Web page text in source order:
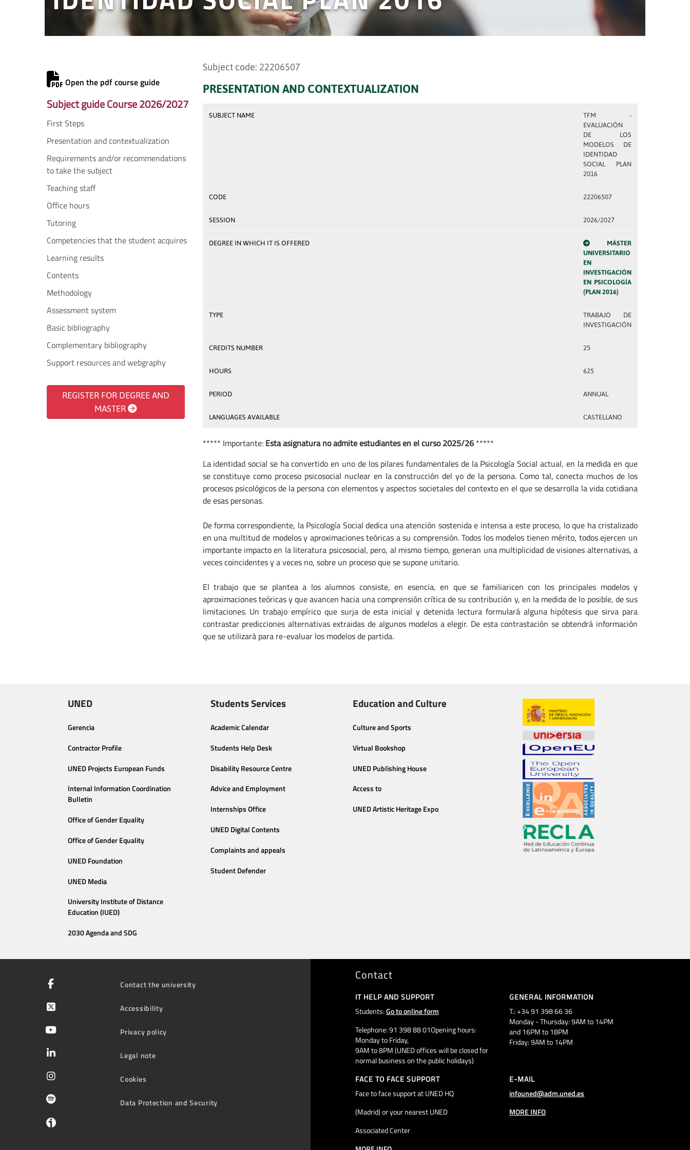
Open the pdf course guide
Subject guide Course 2026/2027
First Steps
Presentation and contextualization
Requirements and/or recommendations
to take the subject
Teaching staff
Office hours
Tutoring
Competencies that the student acquires
Learning results
Contents
Methodology
Assessment system
Basic bibliography
Complementary bibliography
Support resources and webgraphy
REGISTER FOR DEGREE AND
MASTER
Subject code: 22206507
PRESENTATION AND CONTEXTUALIZATION
SUBJECT NAME
TFM -
EVALUACIÓN
DE LOS
MODELOS DE
IDENTIDAD
SOCIAL PLAN
2016
CODE 22206507
SESSION 2026/2027
DEGREE IN WHICH IT IS OFFERED
MÁSTER
UNIVERSITARIO
EN
INVESTIGACIÓN
EN PSICOLOGÍA
(PLAN 2016)
TYPE
TRABAJO DE
INVESTIGACIÓN
CREDITS NUMBER 25
HOURS 625
PERIOD ANNUAL
LANGUAGES AVAILABLE CASTELLANO
***** Importante: Esta asignatura no admite estudiantes en el curso 2025/26 *****
La identidad social se ha convertido en uno de los pilares fundamentales de la Psicología Social actual, en la medida en que
se constituye como proceso psicosocial nuclear en la construcción del yo de la persona. Como tal, conecta muchos de los
procesos psicológicos de la persona con elementos y aspectos societales del contexto en el que se desarrolla la vida cotidiana
de esas personas.
De forma correspondiente, la Psicología Social dedica una atención sostenida e intensa a este proceso, lo que ha cristalizado
en una multitud de modelos y aproximaciones teóricas a su comprensión. Todos los modelos tienen mérito, todos ejercen un
importante impacto en la literatura psicosocial, pero, al mismo tiempo, generan una multiplicidad de visiones alternativas, a
veces coincidentes y a veces no, sobre un proceso que se supone unitario.
El trabajo que se plantea a los alumnos consiste, en esencia, en que se familiaricen con los principales modelos y
aproximaciones teóricas y que avancen hacia una comprensión crítica de su contribución y, en la medida de lo posible, de sus
limitaciones. Un trabajo empírico que surja de esta inicial y detenida lectura formulará alguna hipótesis que sirva para
contrastar predicciones alternativas extraidas de algunos modelos a elegir. De esta contrastación se obtendrá información
que se utilizará para re-evaluar los modelos de partida.
UNED
Gerencia
Contractor Profile
UNED Projects European Funds
Internal Information Coordination
Bulletin
Office of Gender Equality
Office of Gender Equality
UNED Foundation
UNED Media
University Institute of Distance
Education (IUED)
2030 Agenda and SDG
Students Services
Academic Calendar
Students Help Desk
Disability Resource Centre
Advice and Employment
Internships Office
UNED Digital Contents
Complaints and appeals
Student Defender
Education and Culture
Culture and Sports
Virtual Bookshop
UNED Publishing House
Access to
UNED Artistic Heritage Expo
Contact the university
Accessibility
Privacy policy
Legal note
Cookies
Data Protection and Security
Contact
IT HELP AND SUPPORT
Students:Go to online form
Telephone: 91 398 88 01Opening hours:
Monday to Friday,
9AM to 8PM (UNED offices will be closed for
normal business on the public holidays)
GENERAL INFORMATION
T.: +34 91 398 66 36
Monday - Thursday: 9AM to 14PM
and 16PM to 18PM
Friday: 9AM to 14PM
FACE TO FACE SUPPORT
Face to face support at UNED HQ
(Madrid) or your nearest UNED
Associated Center
E-MAIL
infouned@adm.uned.es
MORE INFO